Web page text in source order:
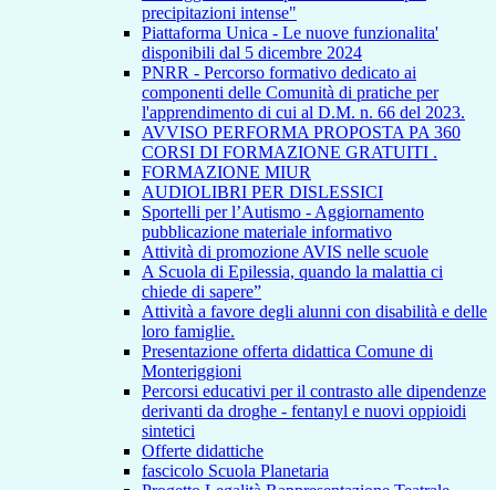
precipitazioni intense"
Piattaforma Unica - Le nuove funzionalita'
disponibili dal 5 dicembre 2024
PNRR - Percorso formativo dedicato ai
componenti delle Comunità di pratiche per
l'apprendimento di cui al D.M. n. 66 del 2023.
AVVISO PERFORMA PROPOSTA PA 360
CORSI DI FORMAZIONE GRATUITI .
FORMAZIONE MIUR
AUDIOLIBRI PER DISLESSICI
Sportelli per l’Autismo - Aggiornamento
pubblicazione materiale informativo
Attività di promozione AVIS nelle scuole
A Scuola di Epilessia, quando la malattia ci
chiede di sapere”
Attività a favore degli alunni con disabilità e delle
loro famiglie.
Presentazione offerta didattica Comune di
Monteriggioni
Percorsi educativi per il contrasto alle dipendenze
derivanti da droghe - fentanyl e nuovi oppioidi
sintetici
Offerte didattiche
fascicolo Scuola Planetaria